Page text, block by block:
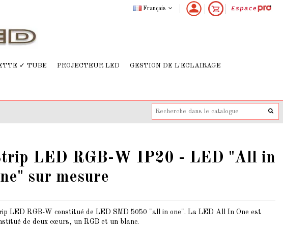
Français
✓ TUBE PROJECTEUR LED GESTION DE L'ECLAIRAGE
LED RGB-W IP20 - LED "All in
sur mesure
LED RGB-W constitué de LED SMD 5050 "all in one". La LED All In One est
de deux cœurs, un RGB et un blanc.